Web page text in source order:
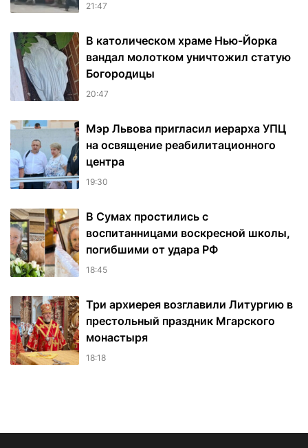
21:47
В католическом храме Нью-Йорка
вандал молотком уничтожил статую
Богородицы
20:47
Мэр Львова пригласил иерарха УПЦ
на освящение реабилитационного
центра
19:30
В Сумах простились с
воспитанницами воскресной школы,
погибшими от удара РФ
18:45
Три архиерея возглавили Литургию в
престольный праздник Мгарского
монастыря
18:18